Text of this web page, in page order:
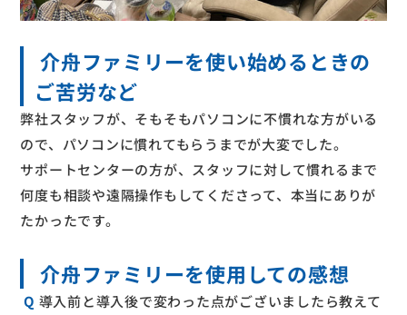
介舟ファミリーを使い始めるときの
ご苦労など
弊社スタッフが、そもそもパソコンに不慣れな方がいる
ので、パソコンに慣れてもらうまでが大変でした。
サポートセンターの方が、スタッフに対して慣れるまで
何度も相談や遠隔操作もしてくださって、本当にありが
たかったです。
介舟ファミリーを使用しての感想
Q 導入前と導入後で変わった点がございましたら教えて